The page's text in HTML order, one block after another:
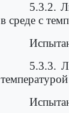
5.3.2.
в среде с
5.3.3.